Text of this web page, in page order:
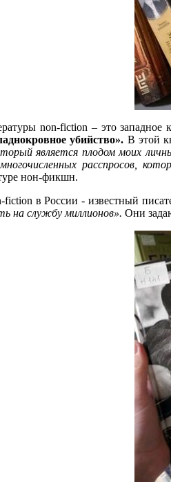
non-fiction – это западное
убийство». В этой
является плодом моих
расспросов,
нон-фикшн.
в России - известный
на службу миллионов». Они